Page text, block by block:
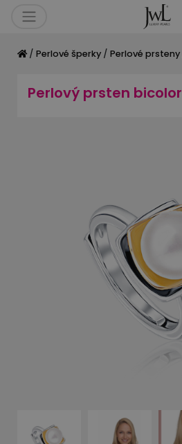
/ Perlové šperky / Perlové prsteny
Perlový prsten bicolor